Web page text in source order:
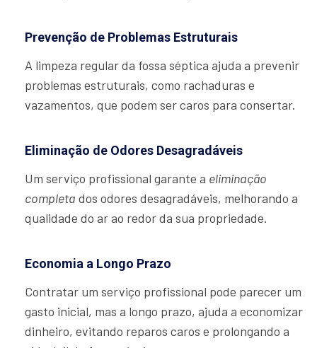
Prevenção de Problemas Estruturais
A limpeza regular da fossa séptica ajuda a prevenir
problemas estruturais, como rachaduras e
vazamentos, que podem ser caros para consertar.
Eliminação de Odores Desagradáveis
Um serviço profissional garante a eliminação
completa dos odores desagradáveis, melhorando a
qualidade do ar ao redor da sua propriedade.
Economia a Longo Prazo
Contratar um serviço profissional pode parecer um
gasto inicial, mas a longo prazo, ajuda a economizar
dinheiro, evitando reparos caros e prolongando a